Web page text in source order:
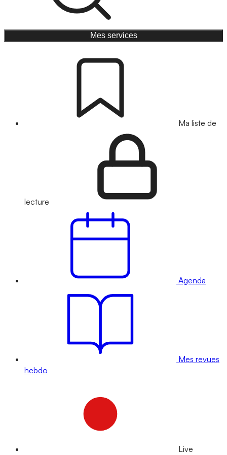
Mes services
Ma liste de
lecture
Agenda
Mes revues
hebdo
Live